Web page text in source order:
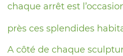
chaque arrêt est
près ces splendides
A côté de chaque